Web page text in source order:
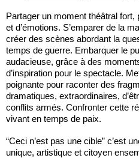
Partager un moment théâtral fort,
et d’émotions. S’emparer de la
créer des scènes abordant la
temps de guerre. Embarquer le
audacieuse, grâce à des
d’inspiration pour le spectacle.
poignante pour raconter des
dramatiques, extraordinaires,
conflits armés. Confronter cette
vivant en temps de paix.
“Ceci n’est pas une cible” c’est
unique, artistique et citoyen